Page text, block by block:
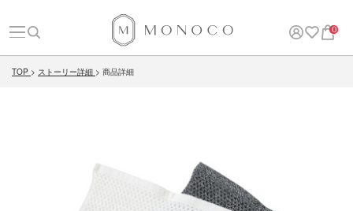
0
TOP ストーリー詳細 商品詳細